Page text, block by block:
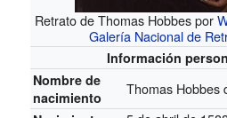
Retrato de Thomas Hobbes por
Galería Nacional de
Información
Nombre de
nacimiento
Thomas Hobbes